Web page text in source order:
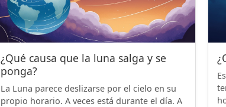
¿Qué causa que la luna salga y se
ponga?
La Luna parece deslizarse por el cielo en su
propio horario. A veces está durante el día. A